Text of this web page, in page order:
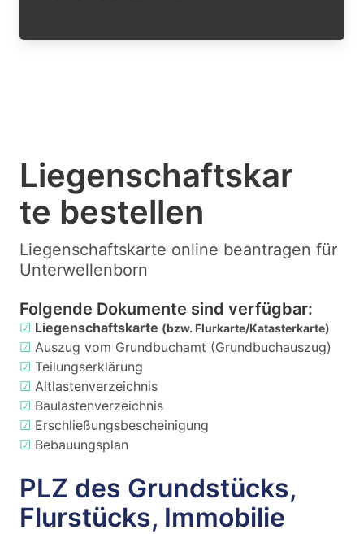
Liegenschaftskar
te bestellen
Liegenschaftskarte online beantragen für
Unterwellenborn
Folgende Dokumente sind verfügbar:
☑ Liegenschaftskarte (bzw. Flurkarte/Katasterkarte)
☑ Auszug vom Grundbuchamt (Grundbuchauszug)
☑ Teilungserklärung
☑ Altlastenverzeichnis
☑ Baulastenverzeichnis
☑ Erschließungsbescheinigung
☑ Bebauungsplan
PLZ des Grundstücks,
Flurstücks, Immobilie